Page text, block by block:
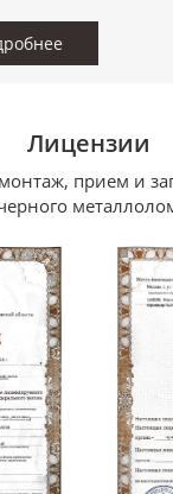
Лицензии
прием и